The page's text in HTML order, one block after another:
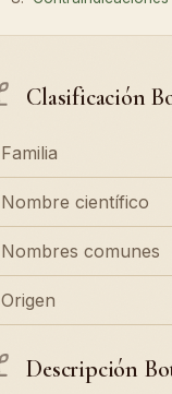
Clasificación
Familia
Nombre científico
Nombres comunes
Origen
Descripción